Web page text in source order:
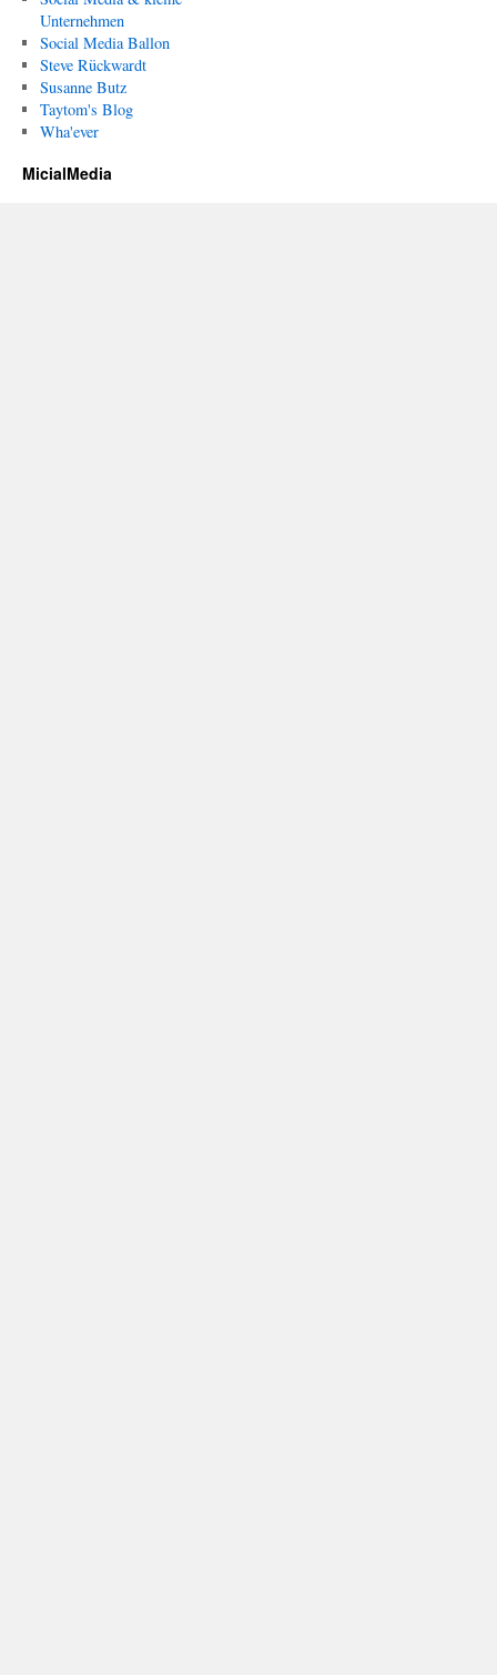
Unternehmen
Social Media Ballon
Steve Rückwardt
Susanne Butz
Taytom's Blog
Wha'ever
MicialMedia